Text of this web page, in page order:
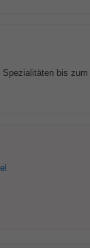
Spezialitäten bis